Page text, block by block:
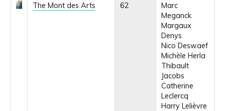
The Mont des Arts 62
Marc
Meganck
Margaux
Denys
Nico Deswaef
Michèle Herla
Thibault
Jacobs
Catherine
Leclercq
Harry Lelièvre